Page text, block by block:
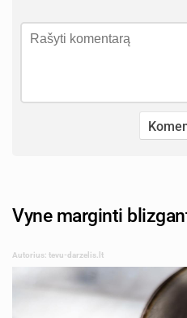
Vyne marginti
Autorius: tevu-darzelis.lt